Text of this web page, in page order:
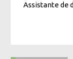
Assistante de